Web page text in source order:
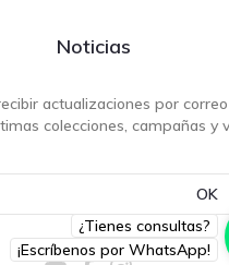
¿Tienes consultas?
¡Escríbenos por WhatsApp!
Noticias
actualizaciones por
colecciones, campañas y
OK